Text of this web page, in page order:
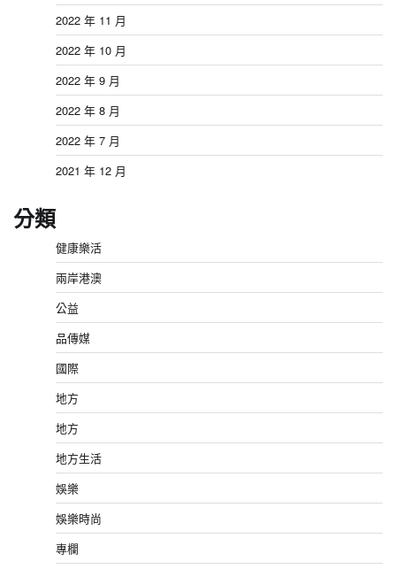
2022 年 11 月
2022 年 10 月
2022 年 9 月
2022 年 8 月
2022 年 7 月
2021 年 12 月
分類
健康樂活
兩岸港澳
公益
品傳媒
國際
地方
地方
地方生活
娛樂
娛樂時尚
專欄